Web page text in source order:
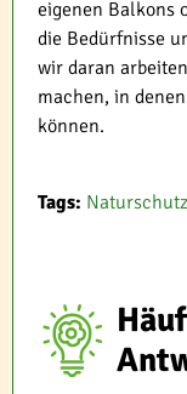
eigenen Balkons
die Bedürfnisse
wir daran
machen, in
können.
Tags: Naturschutz